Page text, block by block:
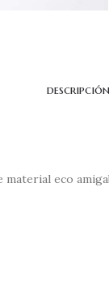
descripción
material eco